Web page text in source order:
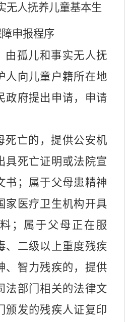
无人抚养儿童基本生
申报程序
由孤儿和事实无人抚
人向儿童户籍所在地
政府提出申请，申请
亡的，提供公安机
具死亡证明或法院宣
书；属于父母患精神
家医疗卫生机构开具
；属于父母正在服
、二级以上重度残疾
、智力残疾的，提供
法部门相关的法律文
颁发的残疾人证复印